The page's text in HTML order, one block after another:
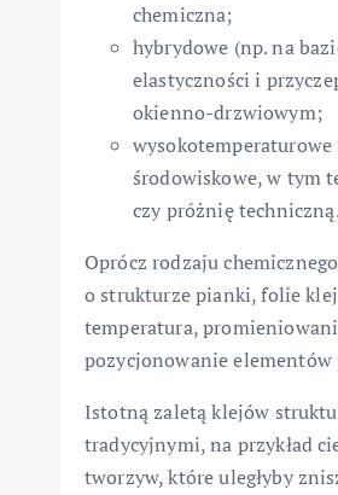
chemiczna;
hybrydowe (np. na
elastyczności i
okienno-drzwiowym;
środowiskowe, w tym
czy próżnię
Oprócz rodzaju
o strukturze pianki, folie
temperatura,
pozycjonowanie
Istotną zaletą klejów
tradycyjnymi, na przykład
tworzyw, które uległyby